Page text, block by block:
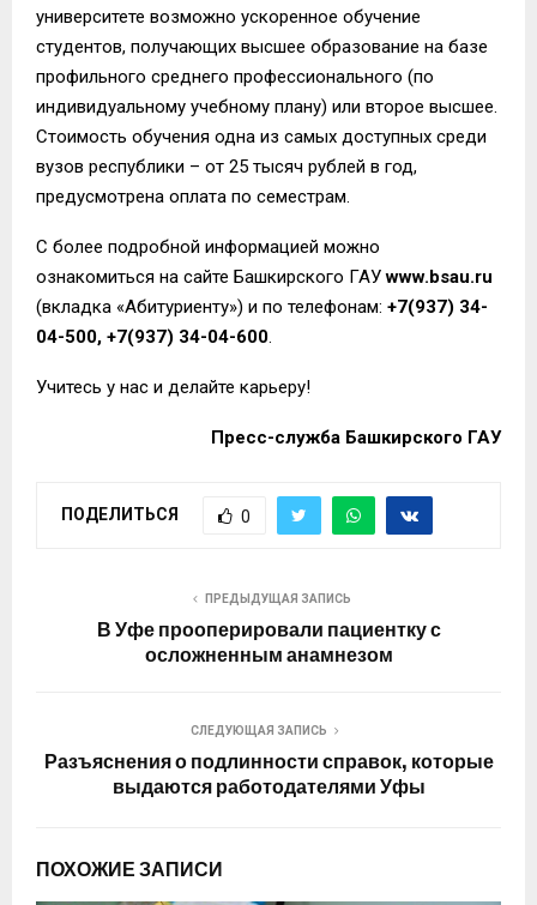
университете возможно ускоренное обучение
студентов, получающих высшее образование на базе
профильного среднего профессионального (по
индивидуальному учебному плану) или второе высшее.
Стоимость обучения одна из самых доступных среди
вузов республики – от 25 тысяч рублей в год,
предусмотрена оплата по семестрам.
С более подробной информацией можно
ознакомиться на сайте Башкирского ГАУwww.bsau.ru
(вкладка «Абитуриенту») и по телефонам: +7(937) 34-
04-500, +7(937) 34-04-600.
Учитесь у нас и делайте карьеру!
Пресс-служба Башкирского ГАУ
ПОДЕЛИТЬСЯ 0
ПРЕДЫДУЩАЯ ЗАПИСЬ
В Уфе прооперировали пациентку с
осложненным анамнезом
СЛЕДУЮЩАЯ ЗАПИСЬ
Разъяснения о подлинности справок, которые
выдаются работодателями Уфы
ПОХОЖИЕ ЗАПИСИ